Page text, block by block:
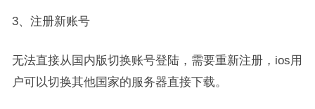
3、注册新账号
无法直接从国内版切换账号登陆，需要重新注册，ios用
户可以切换其他国家的服务器直接下载。